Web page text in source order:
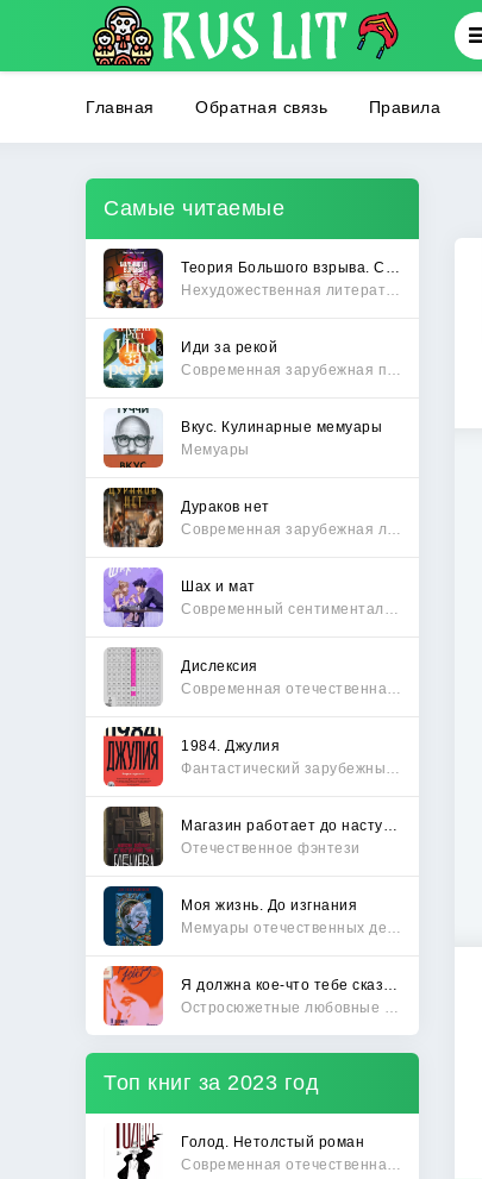
Главная Обратная связь Правила
Самые читаемые
Иди за рекой
Вкус. Кулинарные мемуары
Мемуары
Дураков нет
Шах и мат
Дислексия
1984. Джулия
Отечественное фэнтези
Моя жизнь. До изгнания
Топ книг за 2023 год
Голод. Нетолстый роман